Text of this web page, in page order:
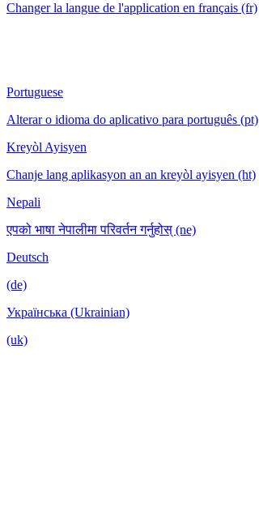
Changer la langue de l'application en français (fr)
Portuguese
Alterar o idioma do aplicativo para português (pt)
Kreyòl Ayisyen
Chanje lang aplikasyon an an kreyòl ayisyen (ht)
Nepali
एपको भाषा नेपालीमा परिवर्तन गर्नुहोस् (ne)
Deutsch
(de)
Українська (Ukrainian)
(uk)